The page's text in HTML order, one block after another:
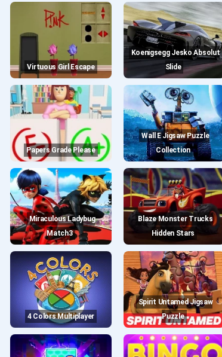
Virtuous Girl Escape
Koenigsegg Jesko Absolut
Slide
Papers Grade Please
Wall E Jigsaw Puzzle
Collection
Miraculous Ladybug
Match3
Blaze Monster Trucks
Hidden Stars
4 Colors Multiplayer
Spirit Untamed Jigsaw
Puzzle